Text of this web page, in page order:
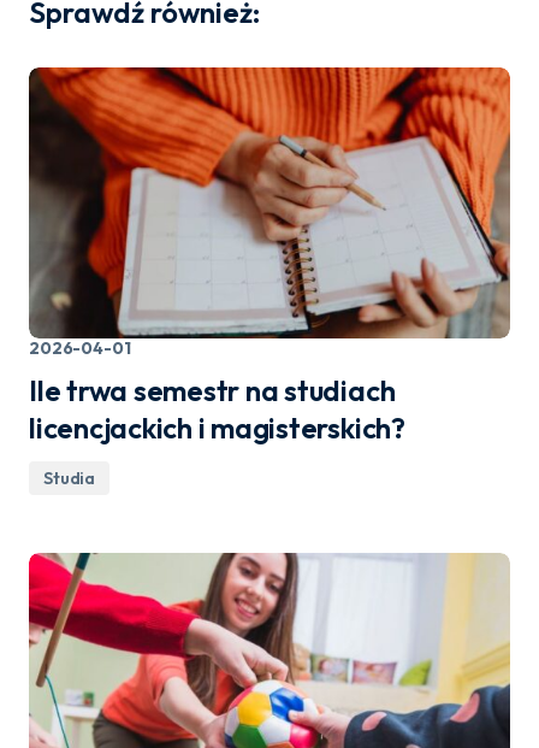
Sprawdź również:
2026-04-01
Ile trwa semestr na studiach
licencjackich i magisterskich?
Studia